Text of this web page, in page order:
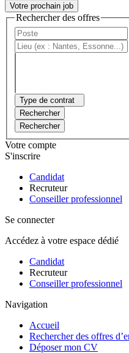
Votre prochain job
Rechercher des offres
Type de contrat
Rechercher
Rechercher
Votre compte
S'inscrire
Candidat
Recruteur
Conseiller professionnel
Se connecter
Accédez à votre espace dédié
Candidat
Recruteur
Conseiller professionnel
Navigation
Accueil
Rechercher des offres
Déposer mon CV